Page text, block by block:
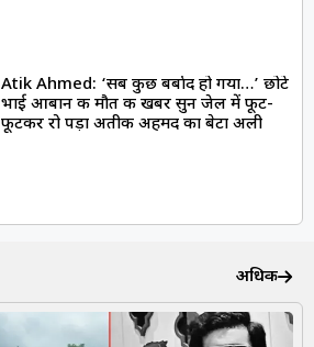
Atik Ahmed: ‘सब कुछ बर्बाद हो गया…’ छोटे
भाई आबान की मौत की खबर सुन जेल में फूट-
फूटकर रो पड़ा अतीक अहमद का बेटा अली
अधिक